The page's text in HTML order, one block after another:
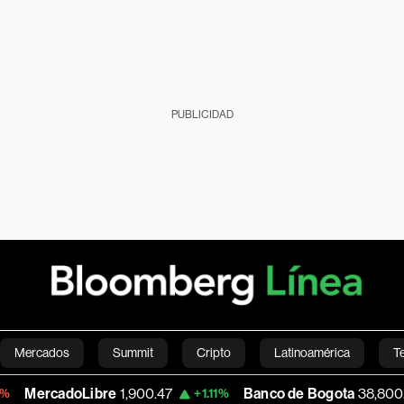
PUBLICIDAD
Mercados Summit Cripto Latinoamérica
Economía Estilo de vida Mundo Videos
1,900.47 +1.11% Banco de Bogota 38,800.00